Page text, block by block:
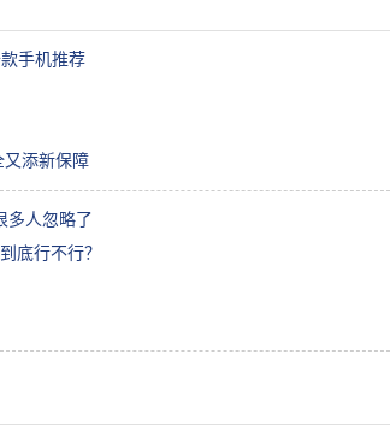
手机推荐
又添新保障
多人忽略了
底行不行？